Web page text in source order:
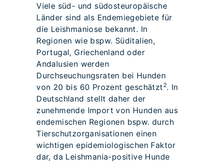
Viele süd- und südosteuropäische
Länder sind als Endemiegebiete für
die Leishmaniose bekannt. In
Regionen wie bspw. Süditalien,
Portugal, Griechenland oder
Andalusien werden
Durchseuchungsraten bei Hunden
von 20 bis 60 Prozent geschätzt 2. In
Deutschland stellt daher der
zunehmende Import von Hunden aus
endemischen Regionen bspw. durch
Tierschutzorganisationen einen
wichtigen epidemiologischen Faktor
dar, da Leishmania-positive Hunde